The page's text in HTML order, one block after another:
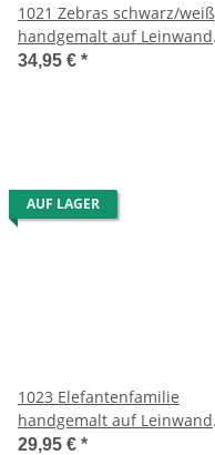
1021 Zebras schwarz/weiß
handgemalt auf Leinwand
33 x 72 cm aus Südafrika
34,95 € *
AUF LAGER
1023 Elefantenfamilie
handgemalt auf Leinwand
31 x 60 cm aus Südafrika
29,95 € *